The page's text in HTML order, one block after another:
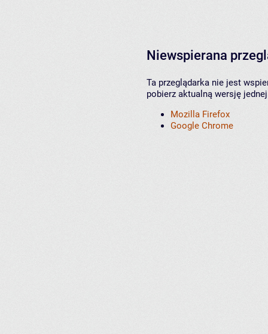
Niewspierana
Ta przeglądarka nie jest
pobierz aktualną wersję
Mozilla Firefox
Google Chrome